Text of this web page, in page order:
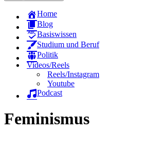
Home
Blog
Basiswissen
Studium und Beruf
Politik
Videos/Reels
Reels/Instagram
Youtube
Podcast
Feminismus